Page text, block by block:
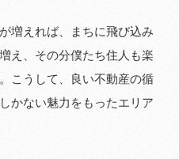
増えれば、まちに飛び込み
え、その分僕たち住人も楽
こうして、良い不動産の循
かない魅力をもったエリア